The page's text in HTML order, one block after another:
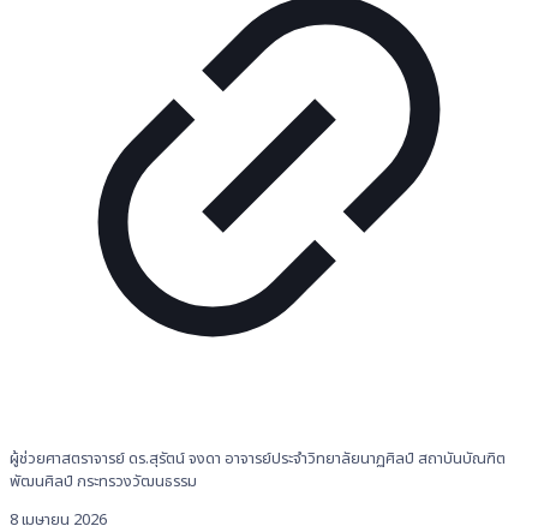
ผู้ช่วยศาสตราจารย์ ดร.สุรัตน์ จงดา อาจารย์ประจำวิทยาลัยนาฏศิลป์ สถาบันบัณฑิต
พัฒนศิลป์ กระทรวงวัฒนธรรม
8 เมษายน 2026